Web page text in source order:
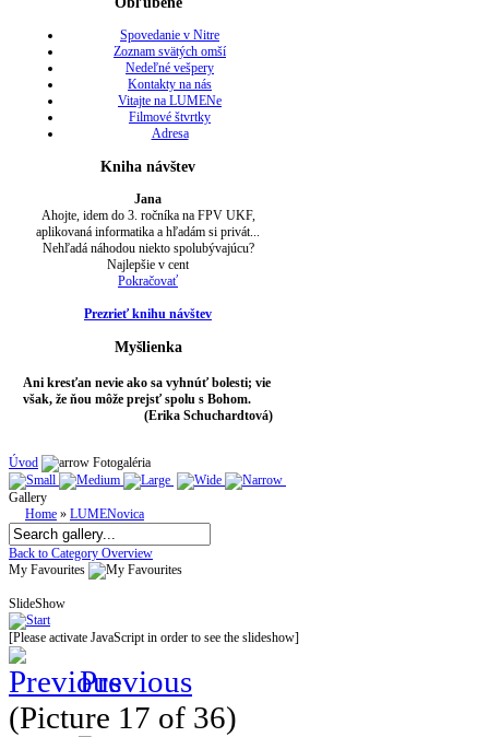
Spovedanie v Nitre
Zoznam svätých omší
Nedeľné vešpery
Kontakty na nás
Vitajte na LUMENe
Filmové štvrtky
Adresa
Kniha návštev
Jana
Ahojte, idem do 3. ročníka na FPV UKF,
aplikovaná informatika a hľadám si privát...
Nehľadá náhodou niekto spolubývajúcu?
Najlepšie v cent
Pokračovať
Prezrieť knihu návštev
Myšlienka
Ani kresťan nevie ako sa vyhnúť bolesti; vie
však, že ňou môže prejsť spolu s Bohom.
(Erika Schuchardtová)
Úvod Fotogaléria
Gallery
Home » LUMENovica
Back to Category Overview
My Favourites
SlideShow
[Please activate JavaScript in order to see the slideshow]
Previous
(Picture 17 of 36)